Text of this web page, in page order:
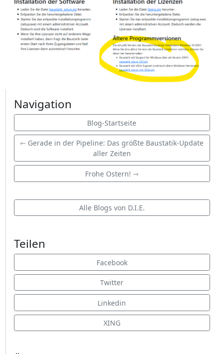
Navigation
Blog-Startseite
⇽ Gerade in der Pipeline: Das größte Baustatik-Update
aller Zeiten
Frohe Ostern! ⇾
Alle Blogs von D.I.E.
Teilen
Facebook
Twitter
Linkedin
XING